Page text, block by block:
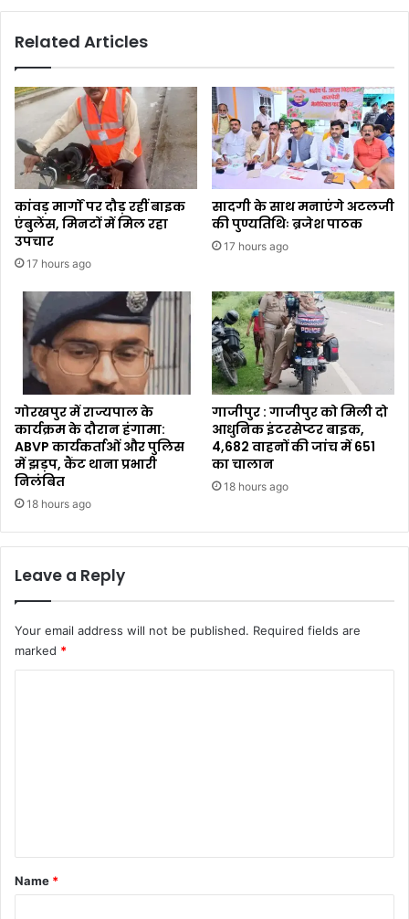
Related Articles
कांवड़ मार्गों पर दौड़ रहीं बाइक
एंबुलेंस, मिनटों में मिल रहा
उपचार
17 hours ago
सादगी के साथ मनाएंगे अटलजी
की पुण्यतिथिः ब्रजेश पाठक
17 hours ago
गोरखपुर में राज्यपाल के
कार्यक्रम के दौरान हंगामा:
ABVP कार्यकर्ताओं और पुलिस
में झड़प, कैंट थाना प्रभारी
निलंबित
18 hours ago
गाजीपुर : गाजीपुर को मिली दो
आधुनिक इंटरसेप्टर बाइक,
4,682 वाहनों की जांच में 651
का चालान
18 hours ago
Leave a Reply
Your email address will not be published. Required fields are
marked *
*
Name *